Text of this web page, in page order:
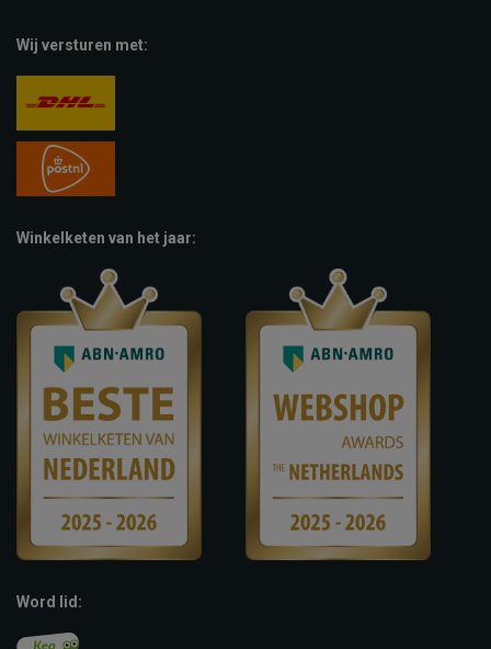
Wij versturen met:
Winkelketen van het jaar:
Word lid: